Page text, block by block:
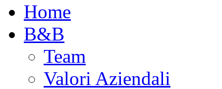
Home
B&B
Team
Valori Aziendali